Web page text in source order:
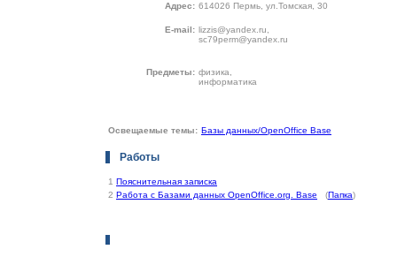
Адрес: 614026 Пермь, ул.Томская, 30
E-mail: lizzis@yandex.ru,
sc79perm@yandex.ru
Предметы: физика,
информатика
Освещаемые темы: Базы данных/OpenOffice Base
Работы
1 Пояснительная записка
2 Работа с Базами данных OpenOffice.org. Base (Папка)